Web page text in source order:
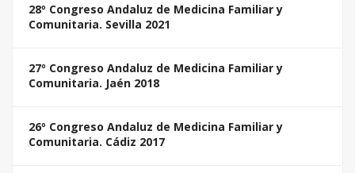
28º Congreso Andaluz de Medicina Familiar y
Comunitaria. Sevilla 2021
27º Congreso Andaluz de Medicina Familiar y
Comunitaria. Jaén 2018
26º Congreso Andaluz de Medicina Familiar y
Comunitaria. Cádiz 2017